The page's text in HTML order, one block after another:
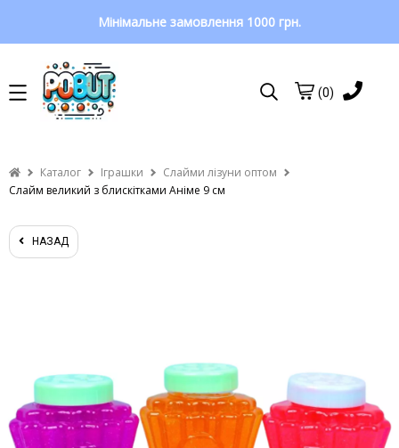
Мінімальне замовлення 1000 грн.
(0)
Каталог Іграшки
Слайми лізуни оптом
Слайм великий з блискітками Аніме 9 см
НАЗАД